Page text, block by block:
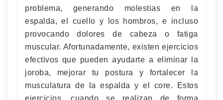
problema, generando molestias en la
espalda, el cuello y los hombros, e incluso
provocando dolores de cabeza o fatiga
muscular. Afortunadamente, existen ejercicios
efectivos que pueden ayudarte a eliminar la
joroba, mejorar tu postura y fortalecer la
musculatura de la espalda y el core. Estos
ejercicios, cuando se realizan de forma